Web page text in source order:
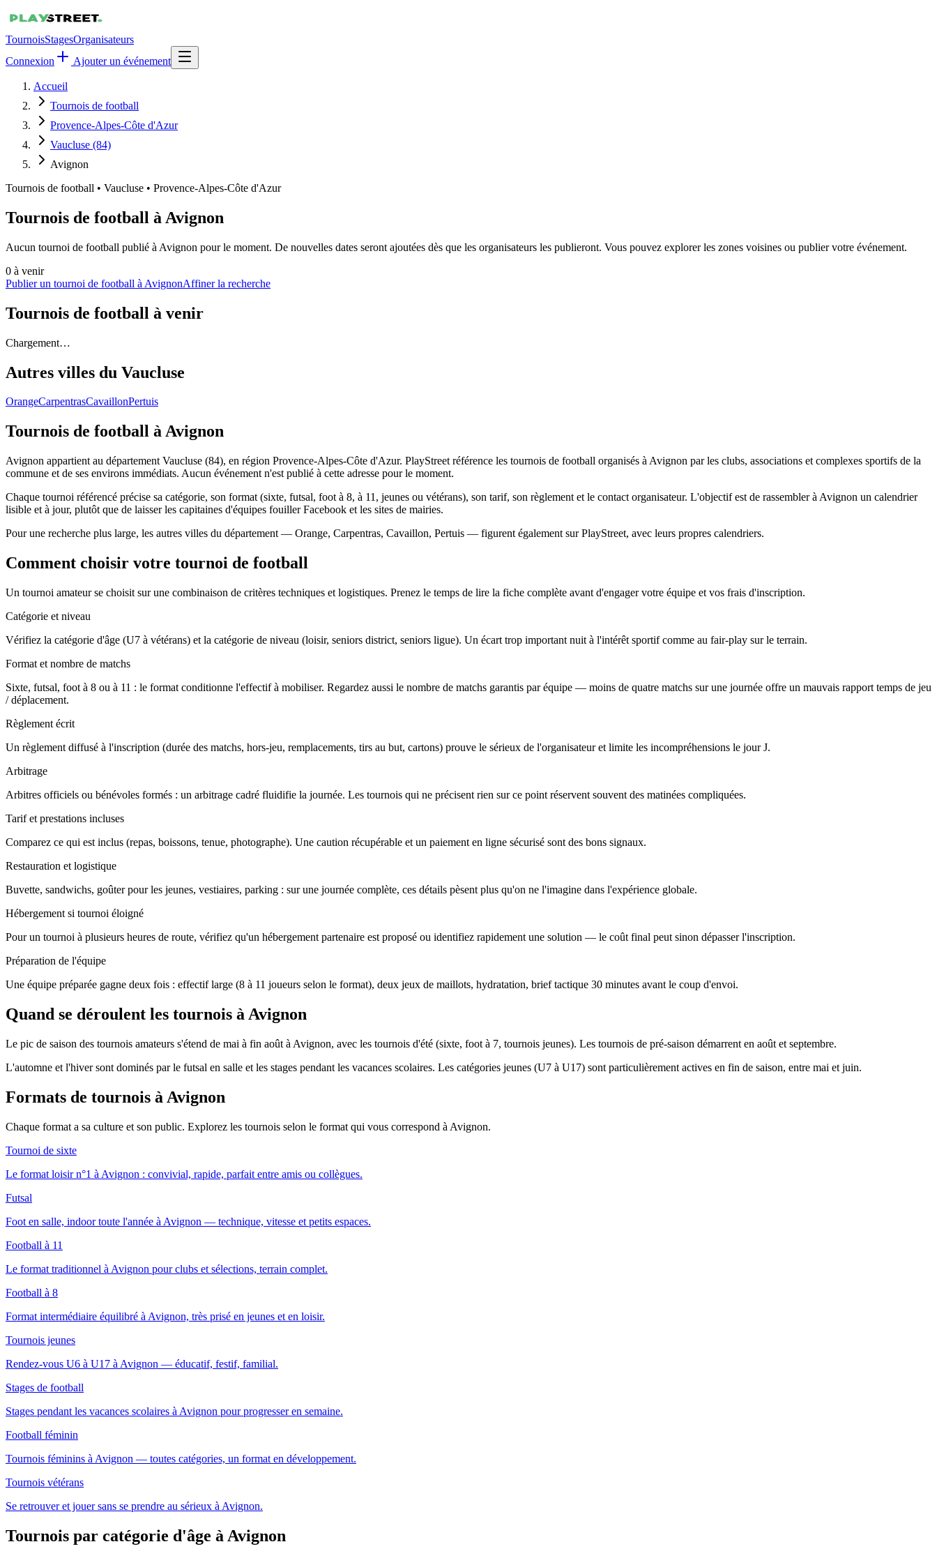
TournoisStagesOrganisateurs
Connexion
Ajouter un événement
Accueil
Tournois de football
Provence-Alpes-Côte d'Azur
Vaucluse (84)
Avignon
Tournois de football • Vaucluse • Provence-Alpes-Côte d'Azur
Tournois de football à Avignon
Aucun tournoi de football publié à Avignon pour le moment. De nouvelles dates seront ajoutées dès que les organisateurs les publieront. Vous pouvez explorer les zones voisines ou publier votre événement.
0 à venir
Publier un tournoi de football à AvignonAffiner la recherche
Tournois de football à venir
Chargement…
Autres villes du Vaucluse
OrangeCarpentrasCavaillonPertuis
Tournois de football à Avignon
Avignon appartient au département Vaucluse (84), en région Provence-Alpes-Côte d'Azur. PlayStreet référence les tournois de football organisés à Avignon par les clubs, associations et complexes sportifs de la
commune et de ses environs immédiats. Aucun événement n'est publié à cette adresse pour le moment.
Chaque tournoi référencé précise sa catégorie, son format (sixte, futsal, foot à 8, à 11, jeunes ou vétérans), son tarif, son règlement et le contact organisateur. L'objectif est de rassembler à Avignon un calendrier
lisible et à jour, plutôt que de laisser les capitaines d'équipes fouiller Facebook et les sites de mairies.
Pour une recherche plus large, les autres villes du département — Orange, Carpentras, Cavaillon, Pertuis — figurent également sur PlayStreet, avec leurs propres calendriers.
Comment choisir votre tournoi de football
Un tournoi amateur se choisit sur une combinaison de critères techniques et logistiques. Prenez le temps de lire la fiche complète avant d'engager votre équipe et vos frais d'inscription.
Catégorie et niveau
Vérifiez la catégorie d'âge (U7 à vétérans) et la catégorie de niveau (loisir, seniors district, seniors ligue). Un écart trop important nuit à l'intérêt sportif comme au fair-play sur le terrain.
Format et nombre de matchs
Sixte, futsal, foot à 8 ou à 11 : le format conditionne l'effectif à mobiliser. Regardez aussi le nombre de matchs garantis par équipe — moins de quatre matchs sur une journée offre un mauvais rapport temps de jeu
/ déplacement.
Règlement écrit
Un règlement diffusé à l'inscription (durée des matchs, hors-jeu, remplacements, tirs au but, cartons) prouve le sérieux de l'organisateur et limite les incompréhensions le jour J.
Arbitrage
Arbitres officiels ou bénévoles formés : un arbitrage cadré fluidifie la journée. Les tournois qui ne précisent rien sur ce point réservent souvent des matinées compliquées.
Tarif et prestations incluses
Comparez ce qui est inclus (repas, boissons, tenue, photographe). Une caution récupérable et un paiement en ligne sécurisé sont des bons signaux.
Restauration et logistique
Buvette, sandwichs, goûter pour les jeunes, vestiaires, parking : sur une journée complète, ces détails pèsent plus qu'on ne l'imagine dans l'expérience globale.
Hébergement si tournoi éloigné
Pour un tournoi à plusieurs heures de route, vérifiez qu'un hébergement partenaire est proposé ou identifiez rapidement une solution — le coût final peut sinon dépasser l'inscription.
Préparation de l'équipe
Une équipe préparée gagne deux fois : effectif large (8 à 11 joueurs selon le format), deux jeux de maillots, hydratation, brief tactique 30 minutes avant le coup d'envoi.
Quand se déroulent les tournois à Avignon
Le pic de saison des tournois amateurs s'étend de mai à fin août à Avignon, avec les tournois d'été (sixte, foot à 7, tournois jeunes). Les tournois de pré-saison démarrent en août et septembre.
L'automne et l'hiver sont dominés par le futsal en salle et les stages pendant les vacances scolaires. Les catégories jeunes (U7 à U17) sont particulièrement actives en fin de saison, entre mai et juin.
Formats de tournois à Avignon
Chaque format a sa culture et son public. Explorez les tournois selon le format qui vous correspond à Avignon.
Tournoi de sixte
Le format loisir n°1 à Avignon : convivial, rapide, parfait entre amis ou collègues.
Futsal
Foot en salle, indoor toute l'année à Avignon — technique, vitesse et petits espaces.
Football à 11
Le format traditionnel à Avignon pour clubs et sélections, terrain complet.
Football à 8
Format intermédiaire équilibré à Avignon, très prisé en jeunes et en loisir.
Tournois jeunes
Rendez-vous U6 à U17 à Avignon — éducatif, festif, familial.
Stages de football
Stages pendant les vacances scolaires à Avignon pour progresser en semaine.
Football féminin
Tournois féminins à Avignon — toutes catégories, un format en développement.
Tournois vétérans
Se retrouver et jouer sans se prendre au sérieux à Avignon.
Tournois par catégorie d'âge à Avignon